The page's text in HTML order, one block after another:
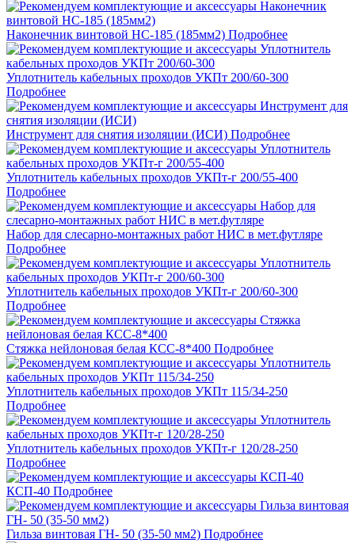
Наконечник винтовой НС-185 (185мм2) Подробнее
Уплотнитель кабельных проходов УКПт 200/60-300
Подробнее
Инструмент для снятия изоляции (ИСИ) Подробнее
Уплотнитель кабельных проходов УКПт-г 200/55-400
Подробнее
Набор для слесарно-монтажных работ НИС в мет.футляре
Подробнее
Уплотнитель кабельных проходов УКПт-г 200/60-300
Подробнее
Стяжка нейлоновая белая КСС-8*400 Подробнее
Уплотнитель кабельных проходов УКПт 115/34-250
Подробнее
Уплотнитель кабельных проходов УКПт-г 120/28-250
Подробнее
КСП-40 Подробнее
Гильза винтовая ГН- 50 (35-50 мм2) Подробнее